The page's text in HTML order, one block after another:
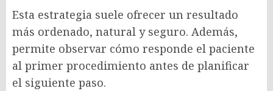
Esta estrategia suele ofrecer un resultado
más ordenado, natural y seguro. Además,
permite observar cómo responde el paciente
al primer procedimiento antes de planificar
el siguiente paso.